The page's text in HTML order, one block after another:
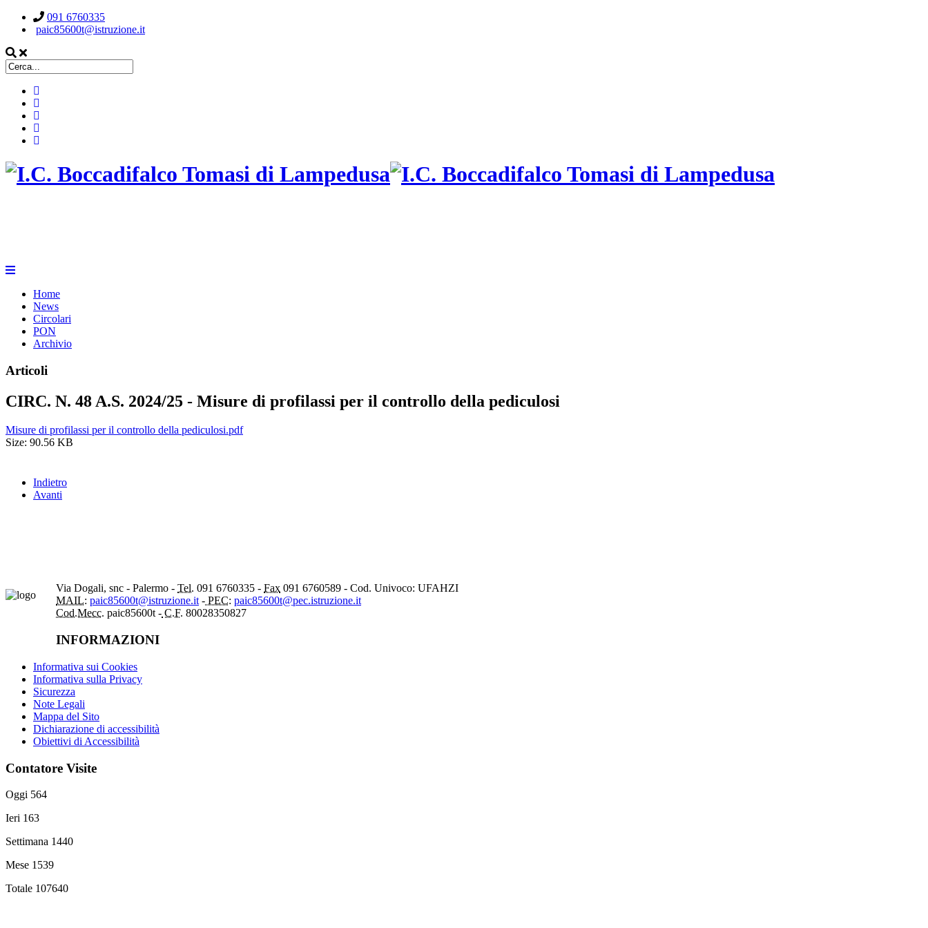
091 6760335
paic85600t@istruzione.it
Home
News
Circolari
PON
Archivio
Articoli
CIRC. N. 48 A.S. 2024/25 - Misure di profilassi per il controllo della pediculosi
Misure di profilassi per il controllo della pediculosi.pdf
Size: 90.56 KB
Indietro
Avanti
Via Dogali, snc - Palermo - Tel. 091 6760335 - Fax 091 6760589 - Cod. Univoco: UFAHZI
MAIL: paic85600t@istruzione.it- PEC: paic85600t@pec.istruzione.it
Cod.Mecc. paic85600t - C.F. 80028350827
INFORMAZIONI
Informativa sui Cookies
Informativa sulla Privacy
Sicurezza
Note Legali
Mappa del Sito
Dichiarazione di accessibilità
Obiettivi di Accessibilità
Contatore Visite
Oggi 564
Ieri 163
Settimana 1440
Mese 1539
Totale 107640